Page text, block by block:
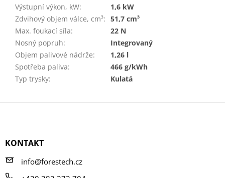
Výstupní výkon, kW:
1,6 kW
Zdvihový objem válce, cm³: 51,7 cm³
Max. foukací síla:
22 N
Nosný popruh:
Integrovaný
Objem palivové nádrže:
1,26 l
Spotřeba paliva:
466 g/kWh
Typ trysky: Kulatá
Z
KONTAKT
info@forestech.cz